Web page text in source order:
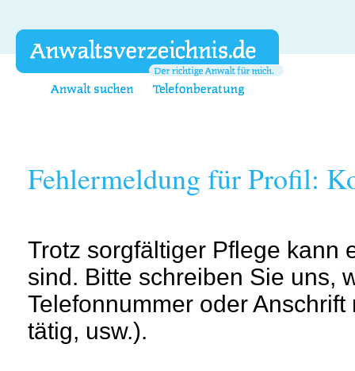
Fehlermeldung für Profil:
Trotz sorgfältiger Pflege kann
sind. Bitte schreiben Sie uns,
Telefonnummer oder
tätig, usw.).